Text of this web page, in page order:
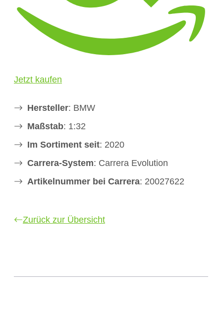
Jetzt kaufen
Hersteller: BMW
Maßstab: 1:32
Im Sortiment seit: 2020
Carrera-System: Carrera Evolution
Artikelnummer bei Carrera: 20027622
Zurück zur Übersicht